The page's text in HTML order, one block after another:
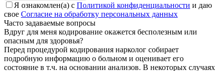
Я ознакомлен(а) с Политикой конфиденциальности и даю
свое Согласие на обработку персональных данных
Часто задаваемые вопросы
Вдруг для меня кодирование окажется бесполезным или
опасным для здоровья?
Перед процедурой кодирования нарколог собирает
подробную информацию о больном и оценивает его
состояние в т.ч. на основании анализов. В некоторых случаях